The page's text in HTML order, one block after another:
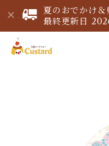
夏のおでかけ
最終更新日